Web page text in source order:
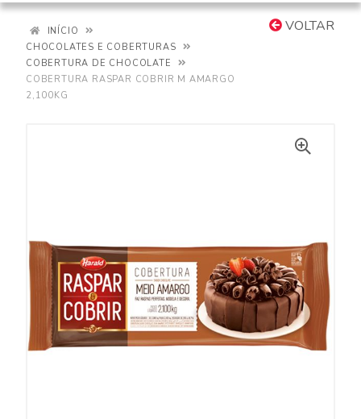
VOLTAR
INÍCIO
CHOCOLATES E COBERTURAS
COBERTURA DE CHOCOLATE
COBERTURA RASPAR COBRIR M AMARGO
2,100KG